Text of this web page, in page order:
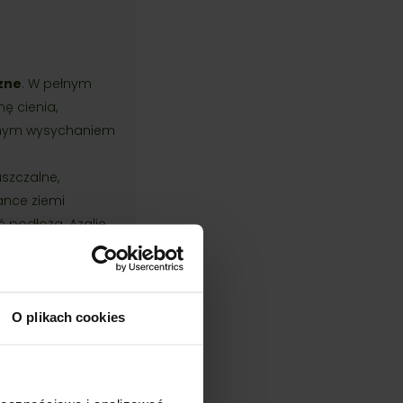
O plikach cookies
. W pełnym
cienia,
wysychaniem
ziemi
Azalie
być miękka,